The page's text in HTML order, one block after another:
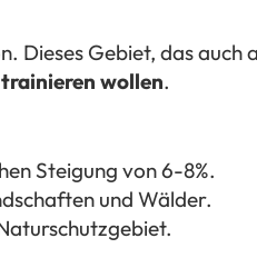
Dieses Gebiet, das auch
wollen.
Steigung von 6-8%.
und Wälder.